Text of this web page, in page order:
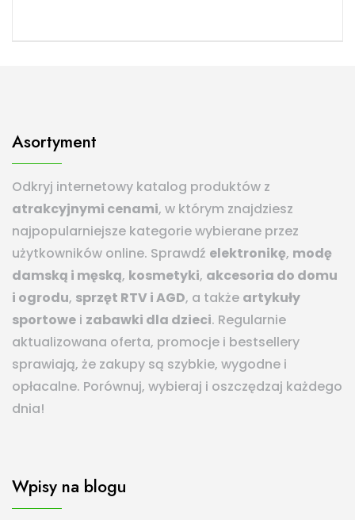
Asortyment
Odkryj internetowy katalog produktów z
atrakcyjnymi cenami, w którym znajdziesz
najpopularniejsze kategorie wybierane przez
użytkowników online. Sprawdź elektronikę, modę
damską i męską, kosmetyki, akcesoria do domu
i ogrodu, sprzęt RTV i AGD, a także artykuły
sportowe i zabawki dla dzieci. Regularnie
aktualizowana oferta, promocje i bestsellery
sprawiają, że zakupy są szybkie, wygodne i
opłacalne. Porównuj, wybieraj i oszczędzaj każdego
dnia!
Wpisy na blogu